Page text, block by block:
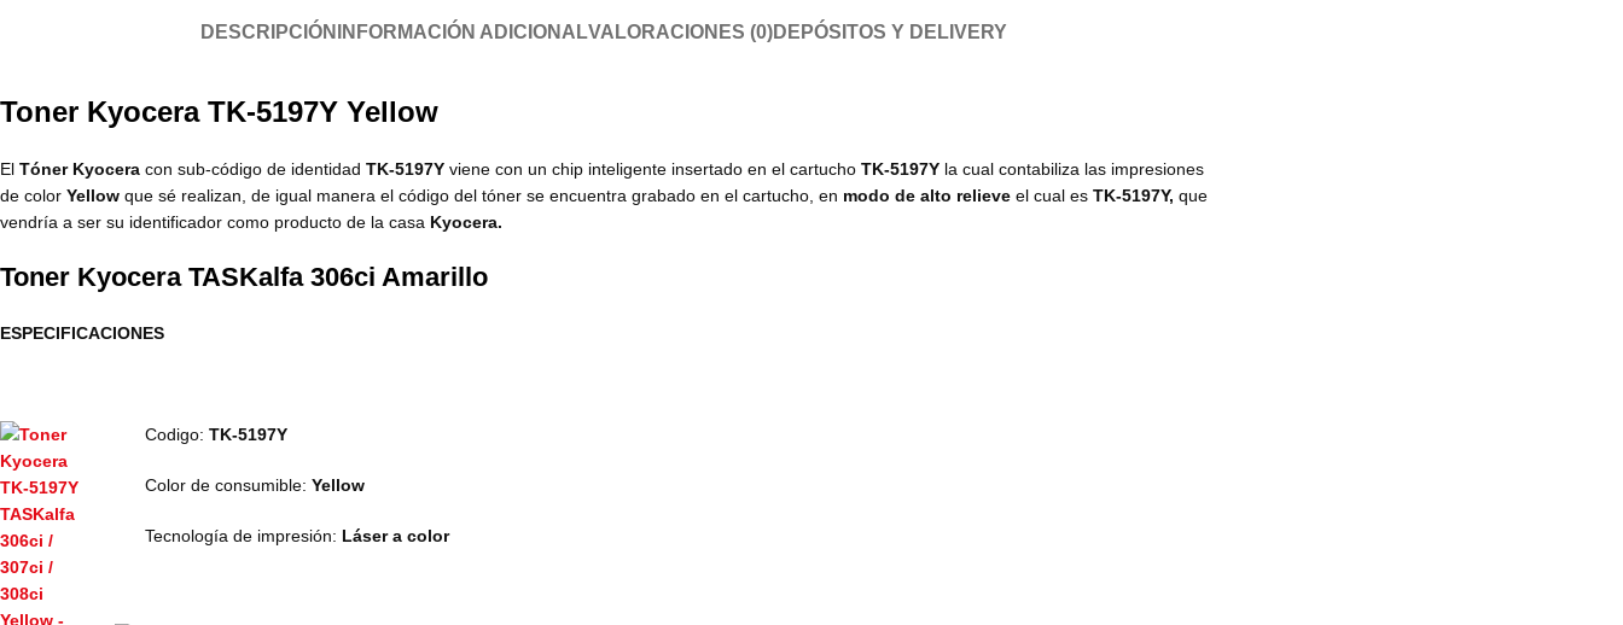
DESCRIPCIÓN INFORMACIÓN ADICIONALVALORACIONES (0)DEPÓSITOS Y DELIVERY
Toner Kyocera TK-5197Y Yellow
El Tóner Kyocera con sub-código de identidad TK-5197Y viene con un chip inteligente insertado en el cartucho TK-5197Y la cual contabiliza las impresiones
de color Yellow que sé realizan, de igual manera el código del tóner se encuentra grabado en el cartucho, en modo de alto relieve el cual es TK-5197Y, que
vendría a ser su identificador como producto de la casa Kyocera.
Toner Kyocera TASKalfa 306ci Amarillo
ESPECIFICACIONES
Codigo: TK-5197Y
Color de consumible: Yellow
Tecnología de impresión: Láser a color